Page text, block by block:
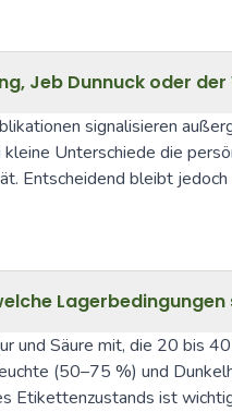
Jeb Dunnuck oder
signalisieren
Unterschiede die
Entscheidend bleibt jedoch
Lagerbedingungen
und Säure mit, die 20 bis
(50–75 %) und
Etikettenzustands ist